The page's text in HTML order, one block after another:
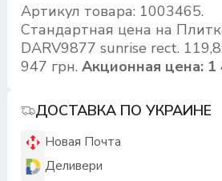
Артикул товара: 1003465.
Стандартная цена на
DARV9877 sunrise rect.
947 грн. Акционная цена: 1
ДОСТАВКА ПО УКРАИНЕ
Новая Почта
Деливери